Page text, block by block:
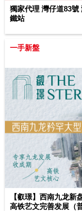
獨家代理 灣仔道83
鐵站
一手新盤
【叡璟】西南九龙新
高铁艺文完善发展（